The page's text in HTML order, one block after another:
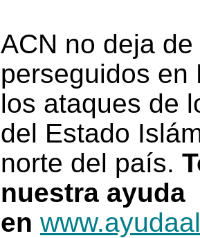
ACN no deja
perseguidos en
los ataques de
del Estado
norte del país.
nuestra ayuda
en